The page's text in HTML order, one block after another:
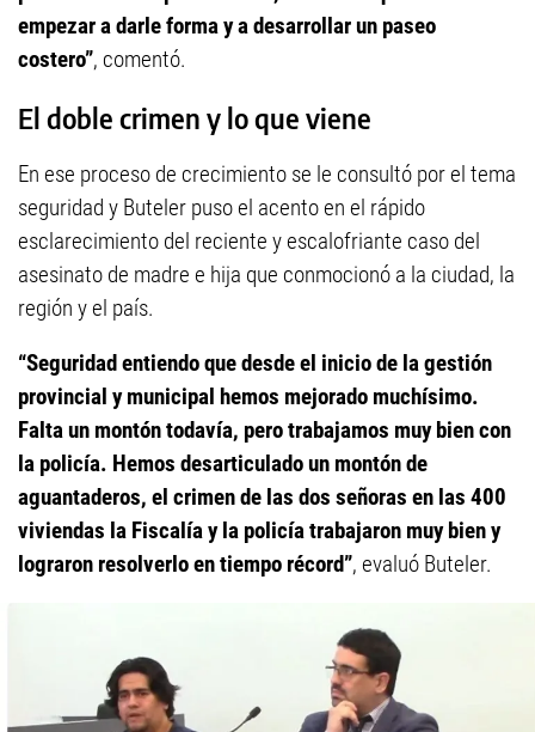
empezar a darle forma y a desarrollar un paseo
costero”, comentó.
El doble crimen y lo que viene
En ese proceso de crecimiento se le consultó por el tema
seguridad y Buteler puso el acento en el rápido
esclarecimiento del reciente y escalofriante caso del
asesinato de madre e hija que conmocionó a la ciudad, la
región y el país.
“Seguridad entiendo que desde el inicio de la gestión
provincial y municipal hemos mejorado muchísimo.
Falta un montón todavía, pero trabajamos muy bien con
la policía. Hemos desarticulado un montón de
aguantaderos, el crimen de las dos señoras en las 400
viviendas la Fiscalía y la policía trabajaron muy bien y
lograron resolverlo en tiempo récord”, evaluó Buteler.